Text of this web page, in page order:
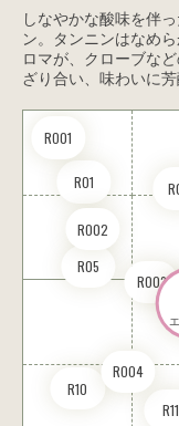
しなやかな酸味を伴
ン。タンニンはなめ
ロマが、クローブな
ざり合い、味わいに
R01
R05
R10
R11
RO01
RO02
RO03
RO04